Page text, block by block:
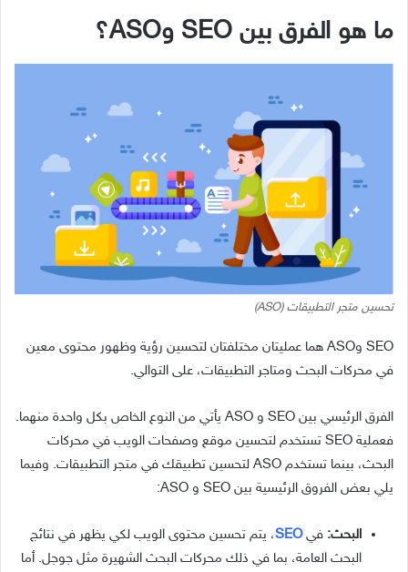
ما هو الفرق بين SEO وASO؟
تحسين متجر التطبيقات (ASO)
SEO وASO هما عمليتان مختلفتان لتحسين رؤية وظهور محتوى معين
في محركات البحث ومتاجر التطبيقات، على التوالي.
الفرق الرئيسي بين SEO و ASO يأتي من النوع الخاص بكل واحدة منهما.
فعملية SEO تستخدم لتحسين موقع وصفحات الويب في محركات
البحث، بينما تستخدم ASO لتحسين تطبيقك في متجر التطبيقات. وفيما
يلي بعض الفروق الرئيسية بين SEO و ASO:
البحث: فيSEO، يتم تحسين محتوى الويب لكي يظهر في نتائج
البحث العامة، بما في ذلك محركات البحث الشهيرة مثل جوجل. أما